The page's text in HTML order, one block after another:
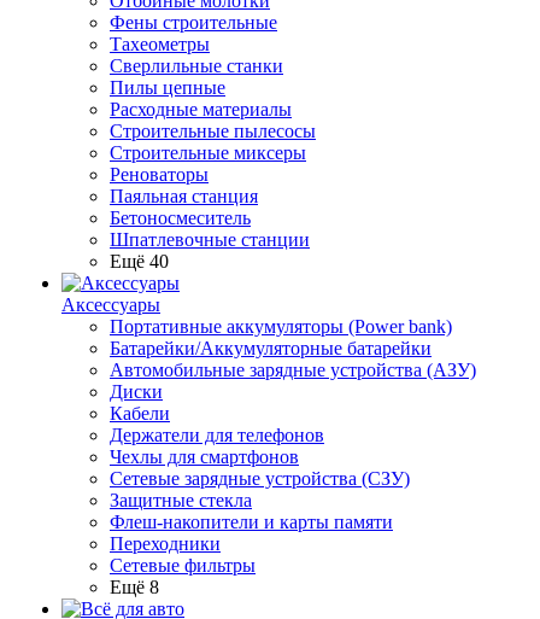
Фены строительные
Тахеометры
Сверлильные станки
Пилы цепные
Расходные материалы
Строительные пылесосы
Строительные миксеры
Реноваторы
Паяльная станция
Бетоносмеситель
Шпатлевочные станции
Ещё 40
Аксессуары
Портативные аккумуляторы (Power bank)
Батарейки/Аккумуляторные батарейки
Автомобильные зарядные устройства (АЗУ)
Диски
Кабели
Держатели для телефонов
Чехлы для смартфонов
Сетевые зарядные устройства (СЗУ)
Защитные стекла
Флеш-накопители и карты памяти
Переходники
Сетевые фильтры
Ещё 8